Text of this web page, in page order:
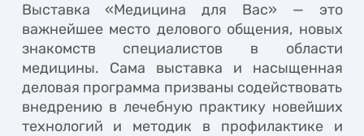
Выставка «Медицина для Вас» — это
важнейшее место делового общения, новых
знакомств специалистов в области
медицины. Сама выставка и насыщенная
деловая программа призваны содействовать
внедрению в лечебную практику новейших
технологий и методик в профилактике и